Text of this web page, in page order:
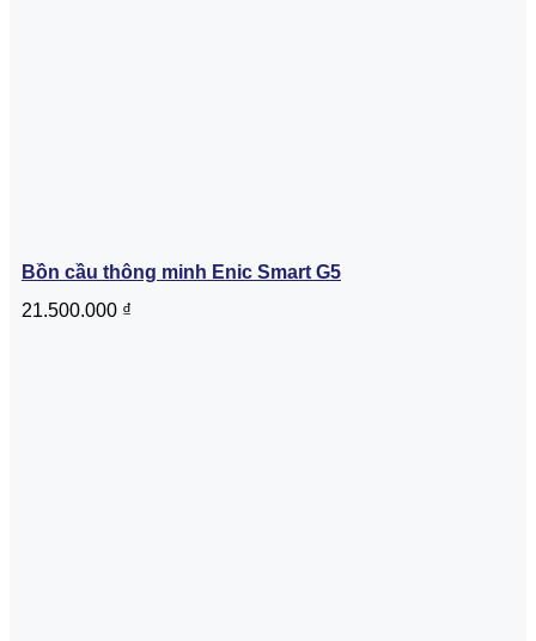
Bồn cầu thông minh Enic Smart G5
21.500.000 ₫